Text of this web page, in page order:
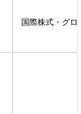
国際株式・グロ